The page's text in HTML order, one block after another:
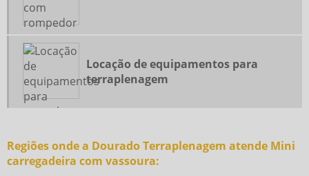
SERVIÇO DE REMOÇÃO DE ENTULHO
SERVIÇO DE REMOÇÃO DE TERRA
SERVIÇOS DE DEMOLIÇÃO
TERRAPLENAGEM E LOCAÇÃO DE MÁQUINAS
Locação de equipamentos para
terraplenagem
Regiões onde a Dourado Terraplenagem atende Mini
carregadeira com vassoura: